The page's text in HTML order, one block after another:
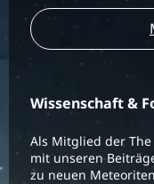
Wissenschaft &
Als Mitglied der
mit unseren
zu neuen